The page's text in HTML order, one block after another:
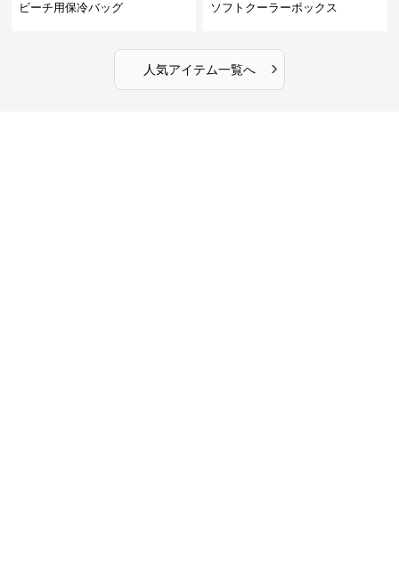
ビーチ用保冷バッグ
ソフトクーラーボックス
人気アイテム一覧へ ›